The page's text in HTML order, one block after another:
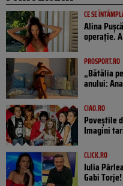
CE SE
Alina
operație.
PROSPORT.RO
„Bătălia
anului:
CIAO.RO
Poveştile
Imagini
CLICK.RO
Iulia
Gabi